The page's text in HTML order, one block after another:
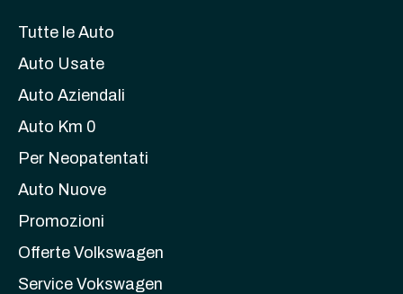
Tutte le Auto
Auto Usate
Auto Aziendali
Auto Km 0
Per Neopatentati
Auto Nuove
Promozioni
Offerte Volkswagen
Service Vokswagen